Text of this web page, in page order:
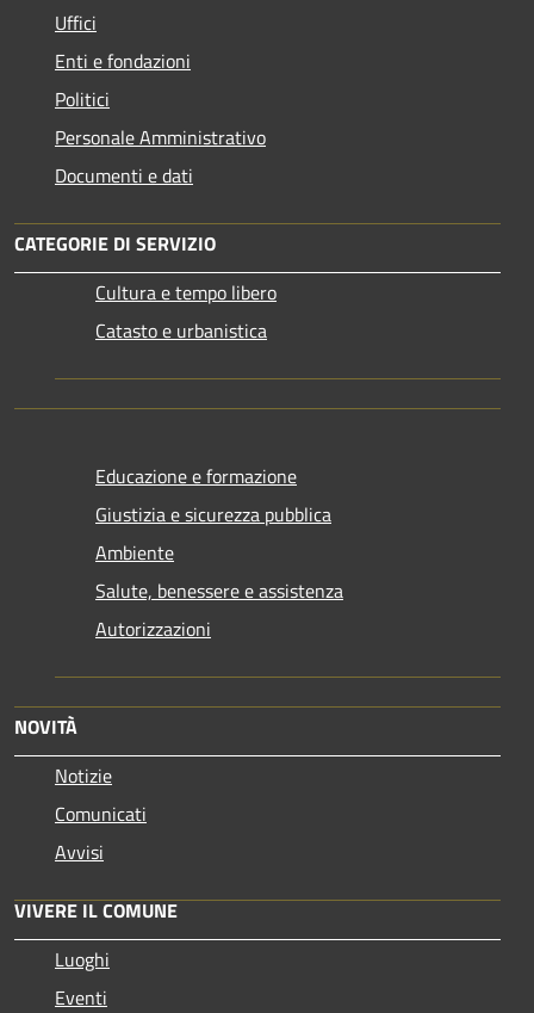
Uffici
Enti e fondazioni
Politici
Personale Amministrativo
Documenti e dati
CATEGORIE DI SERVIZIO
Cultura e tempo libero
Catasto e urbanistica
Educazione e formazione
Giustizia e sicurezza pubblica
Ambiente
Salute, benessere e assistenza
Autorizzazioni
NOVITÀ
Notizie
Comunicati
Avvisi
VIVERE IL COMUNE
Luoghi
Eventi